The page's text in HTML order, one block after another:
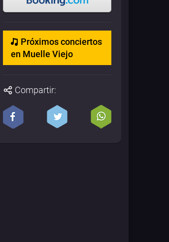
Próximos conciertos
en Muelle Viejo
Compartir: